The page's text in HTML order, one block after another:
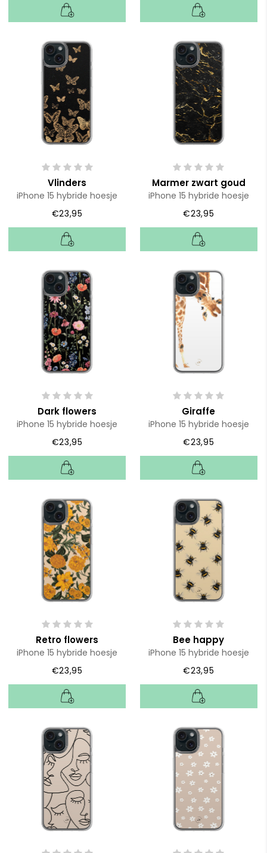
Vlinders
iPhone 15 hybride hoesje
€23,95
Marmer zwart goud
iPhone 15 hybride hoesje
€23,95
Dark flowers
iPhone 15 hybride hoesje
€23,95
Giraffe
iPhone 15 hybride hoesje
€23,95
Retro flowers
iPhone 15 hybride hoesje
€23,95
Bee happy
iPhone 15 hybride hoesje
€23,95